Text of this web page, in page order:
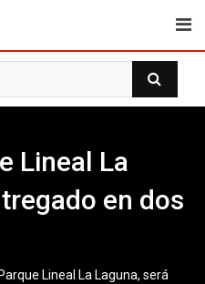
Lineal La
en dos
Lineal La Laguna, será